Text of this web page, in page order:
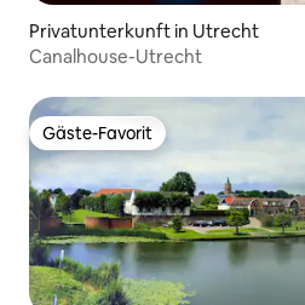
Privatunterkunft in Utrecht
Canalhouse-Utrecht
Gäste-Favorit
Gäste-Favorit